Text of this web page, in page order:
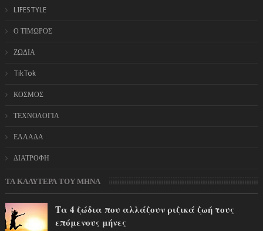
LIFESTYLE
Ο ΤΙΜΩΡΟΣ
ΖΩΔΙΑ
TikTok
ΚΟΣΜΟΣ
ΤΕΧΝΟΛΟΓΙΑ
ΕΛΛΑΔΑ
ΔΙΑΤΡΟΦΗ
ΤΑ ΚΑΛΥΤΕΡΑ ΤΟΥ ΜΗΝΑ
Τα 4 ζώδια που αλλάζουν ριζικά ζωή τους
επόμενους μήνες